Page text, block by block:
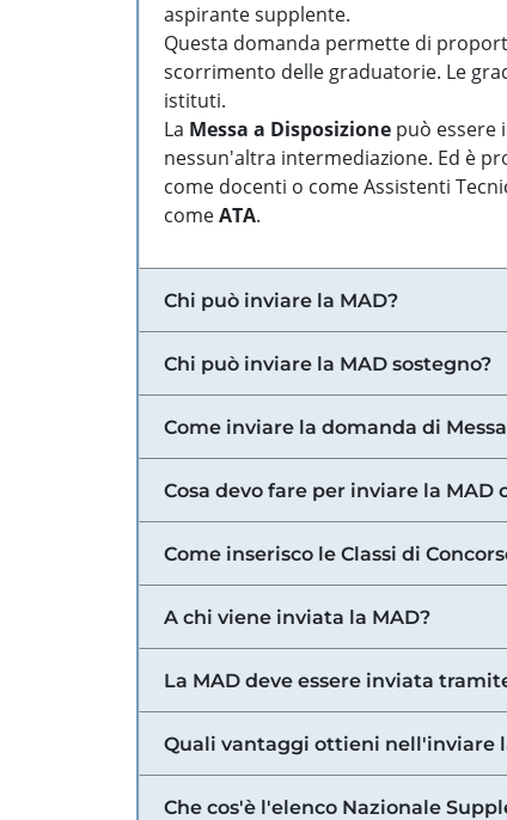
aspirante supplente.
Questa domanda permette di
scorrimento delle graduatorie. Le
istituti.
La Messa a Disposizione può essere
nessun'altra intermediazione. Ed è
come docenti o come Assistenti
comeATA.
Chi può inviare la MAD?
Chi può inviare la MAD sostegno?
Come inviare la domanda di
Cosa devo fare per inviare la MAD
Come inserisco le Classi di
A chi viene inviata la MAD?
La MAD deve essere inviata
Quali vantaggi ottieni nell'inviare
Che cos'è l'elenco Nazionale